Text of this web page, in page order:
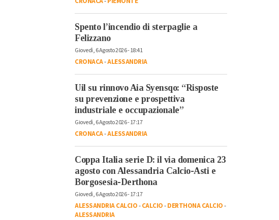
Spento l’incendio di sterpaglie a
Felizzano
Giovedì, 6 Agosto 2026 - 18:41
CRONACA-ALESSANDRIA
Uil su rinnovo Aia Syensqo: “Risposte
su prevenzione e prospettiva
industriale e occupazionale”
Giovedì, 6 Agosto 2026 - 17:17
CRONACA-ALESSANDRIA
Coppa Italia serie D: il via domenica 23
agosto con Alessandria Calcio-Asti e
Borgosesia-Derthona
Giovedì, 6 Agosto 2026 - 17:17
ALESSANDRIA CALCIO-CALCIO-DERTHONA CALCIO-
ALESSANDRIA